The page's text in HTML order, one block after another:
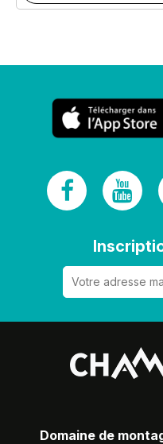
Domaine de